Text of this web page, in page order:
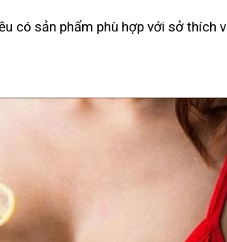
có sản phẩm phù hợp với sở thích